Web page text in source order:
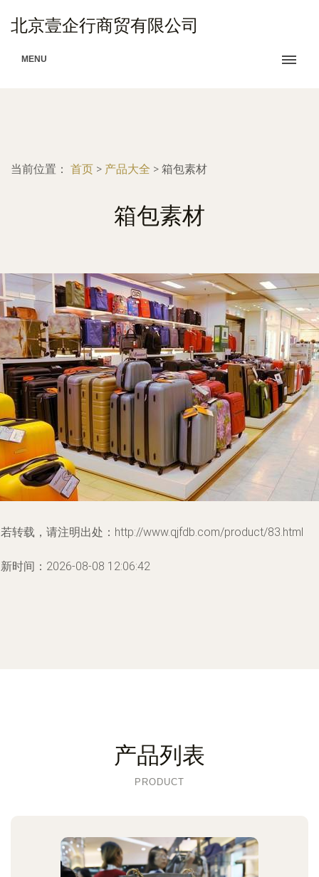
北京壹企行商贸有限公司
MENU
当前位置： 首页 > 产品大全 > 箱包素材
箱包素材
转载，请注明出处：http://www.qjfdb.com/product/83.html
时间：2026-08-08 12:06:42
产品列表
PRODUCT